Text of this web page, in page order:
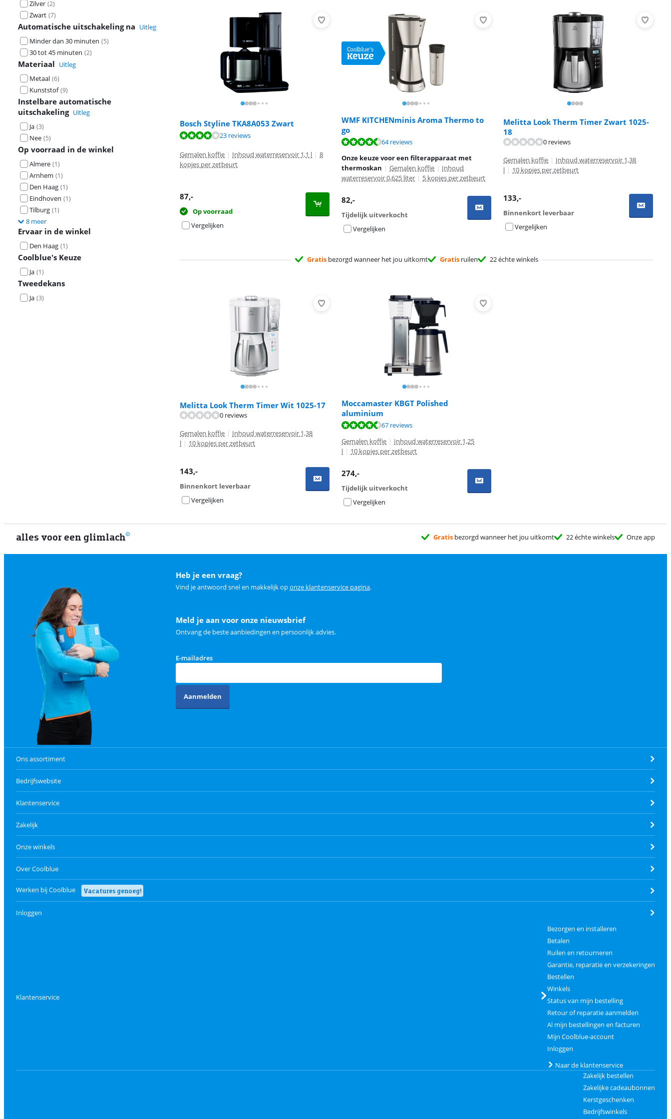
Zilver (2)
Zwart (7)
Automatische uitschakeling na Uitleg
Minder dan 30 minuten (5)
30 tot 45 minuten (2)
Materiaal Uitleg
Metaal (6)
Kunststof (9)
Instelbare automatische
uitschakeling Uitleg
Ja (3)
Nee (5)
Op voorraad in de winkel
Almere (1)
Arnhem (1)
Den Haag (1)
Eindhoven (1)
Tilburg (1)
8 meer
Ervaar in de winkel
Den Haag (1)
Coolblue's Keuze
Ja (1)
Tweedekans
Ja (3)
Bosch Styline TKA8A053 Zwart
Beoordeling is 8,4 van de 10, gebaseerd op 23 reviews.
23 reviews
Gemalen koffie | Inhoud waterreservoir 1,1 l | 8
kopjes per zetbeurt
87,-
Op voorraad
Vergelijken
WMF KITCHENminis Aroma Thermo to
go
Beoordeling is 8,8 van de 10, gebaseerd op 64 reviews.
64 reviews
Onze keuze voor een filterapparaat met
thermoskan | Gemalen koffie | Inhoud
waterreservoir 0,625 liter | 5 kopjes per zetbeurt
82,-
Tijdelijk uitverkocht
Vergelijken
Melitta Look Therm Timer Zwart 1025-
18
0 reviews
Gemalen koffie | Inhoud waterreservoir 1,38
l | 10 kopjes per zetbeurt
133,-
Binnenkort leverbaar
Vergelijken
Gratisbezorgd wanneer het jou uitkomt Gratisruilen 22 échte winkels
Melitta Look Therm Timer Wit 1025-17
0 reviews
Gemalen koffie | Inhoud waterreservoir 1,38
l | 10 kopjes per zetbeurt
143,-
Binnenkort leverbaar
Vergelijken
Moccamaster KBGT Polished
aluminium
67 reviews
Gemalen koffie | Inhoud waterreservoir 1,25
l | 10 kopjes per zetbeurt
274,-
Tijdelijk uitverkocht
Vergelijken
alles voor een glimlach Gratis bezorgd wanneer het jou uitkomt 22 échte winkels Onze app
Heb je een vraag?
Vind je antwoord snel en makkelijk oponze klantenservice pagina.
Meld je aan voor onze nieuwsbrief
Ontvang de beste aanbiedingen en persoonlijk advies.
E-mailadres
Aanmelden
Ons assortiment
Bedrijfswebsite
Klantenservice
Zakelijk
Onze winkels
Over Coolblue
Werken bij Coolblue Vacatures genoeg!
Inloggen
Klantenservice
Bezorgen en installeren
Betalen
Ruilen en retourneren
Garantie, reparatie en verzekeringen
Bestellen
Winkels
Status van mijn bestelling
Retour of reparatie aanmelden
Al mijn bestellingen en facturen
Mijn Coolblue-account
Inloggen
Naar de klantenservice
Zakelijk bestellen
Zakelijke cadeaubonnen
Kerstgeschenken
Bedrijfswinkels